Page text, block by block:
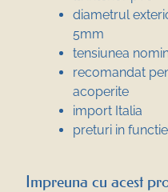
diametrul
5mm
tensiunea
recomandat
acoperite
import Italia
preturi in
Impreuna cu acest